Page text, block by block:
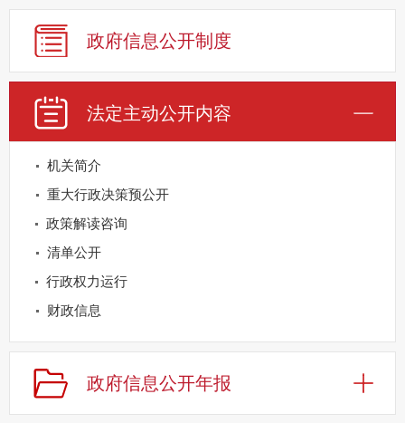
政府信息公开制度
法定主动公开内容
机关简介
重大行政决策预公开
政策解读咨询
清单公开
行政权力运行
财政信息
重点领域公开
规划信息
建议提案办理
政府信息公开年报